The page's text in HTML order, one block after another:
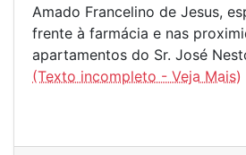
Amado Francelino de Jesus,
frente à farmácia e nas
apartamentos do Sr. José